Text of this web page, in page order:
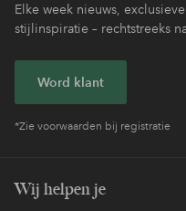
Elke week nieuws,
stijlinspiratie – rechtstreeks
Word klant
*Zie voorwaarden bij registratie
Wij helpen je